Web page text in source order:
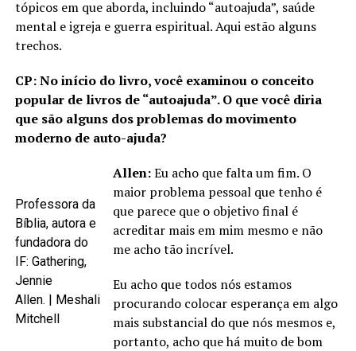
tópicos em que aborda, incluindo “autoajuda”, saúde
mental e igreja e guerra espiritual. Aqui estão alguns
trechos.
CP: No início do livro, você examinou o conceito
popular de livros de “autoajuda”. O que você diria
que são alguns dos problemas do movimento
moderno de auto-ajuda?
Professora da
Bíblia, autora e
fundadora do
IF: Gathering,
Jennie
Allen. | Meshali
Mitchell
Allen:Eu acho que falta um fim. O
maior problema pessoal que tenho é
que parece que o objetivo final é
acreditar mais em mim mesmo e não
me acho tão incrível.
Eu acho que todos nós estamos
procurando colocar esperança em algo
mais substancial do que nós mesmos e,
portanto, acho que há muito de bom